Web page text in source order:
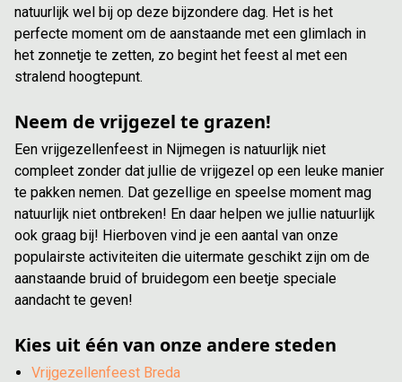
natuurlijk wel bij op deze bijzondere dag. Het is het
perfecte moment om de aanstaande met een glimlach in
het zonnetje te zetten, zo begint het feest al met een
stralend hoogtepunt.
Neem de vrijgezel te grazen!
Een vrijgezellenfeest in Nijmegen is natuurlijk niet
compleet zonder dat jullie de vrijgezel op een leuke manier
te pakken nemen. Dat gezellige en speelse moment mag
natuurlijk niet ontbreken! En daar helpen we jullie natuurlijk
ook graag bij! Hierboven vind je een aantal van onze
populairste activiteiten die uitermate geschikt zijn om de
aanstaande bruid of bruidegom een beetje speciale
aandacht te geven!
Kies uit één van onze andere steden
Vrijgezellenfeest Breda